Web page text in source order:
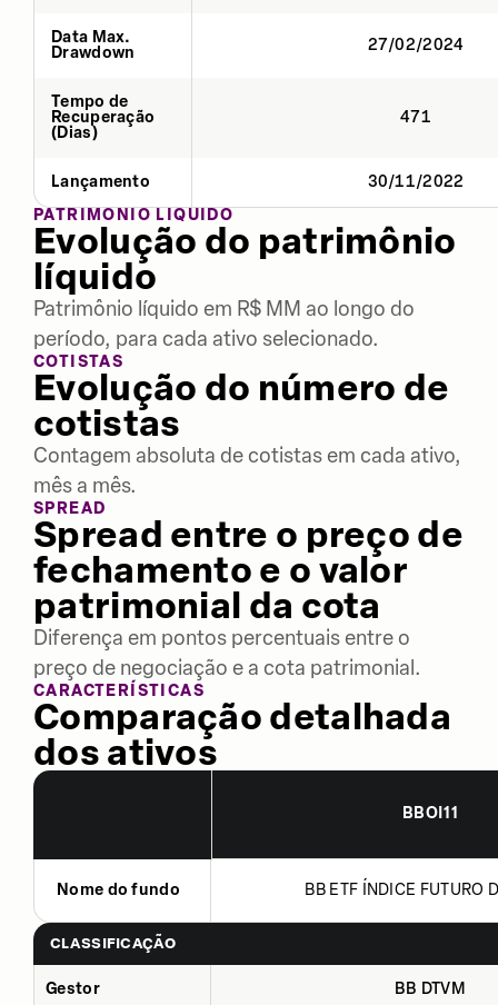
Data Max.
Drawdown
27/02/2024
Tempo de
Recuperação
(Dias)
471
Lançamento
30/11/2022
PATRIMÔNIO LÍQUIDO
Evolução do patrimônio
líquido
Patrimônio líquido em R$ MM ao longo do
período, para cada ativo selecionado.
COTISTAS
Evolução do número de
cotistas
Contagem absoluta de cotistas em cada ativo,
mês a mês.
SPREAD
Spread entre o preço de
fechamento e o valor
patrimonial da cota
Diferença em pontos percentuais entre o
preço de negociação e a cota patrimonial.
CARACTERÍSTICAS
Comparação detalhada
dos ativos
BBOI11
Nome do fundo BB ETF ÍNDICE FUTURO
CLASSIFICAÇÃO
Gestor BB DTVM